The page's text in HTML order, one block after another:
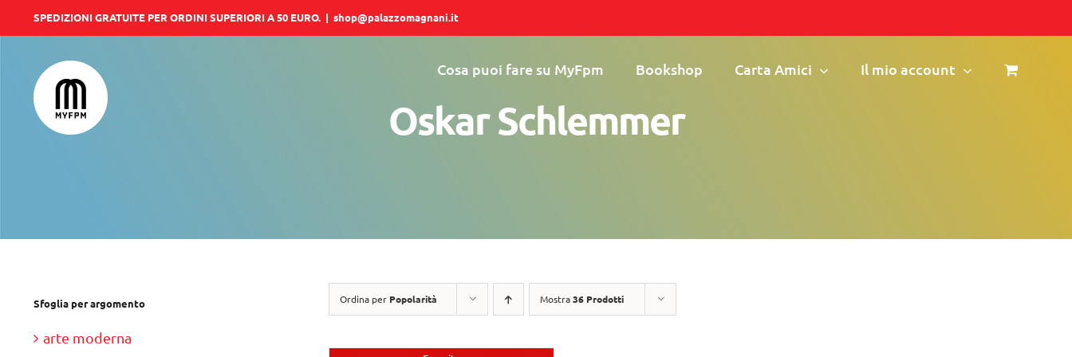
al
contenuto
SPEDIZIONI GRATUITE PER ORDINI SUPERIORI A 50 EURO. | shop@palazzomagnani.it
Cosa puoi fare su MyFpm Bookshop Carta Amici Il mio account
Oskar Schlemmer
Ordina per Popolarità Mostra36 Prodotti
Sfoglia per argomento
arte moderna